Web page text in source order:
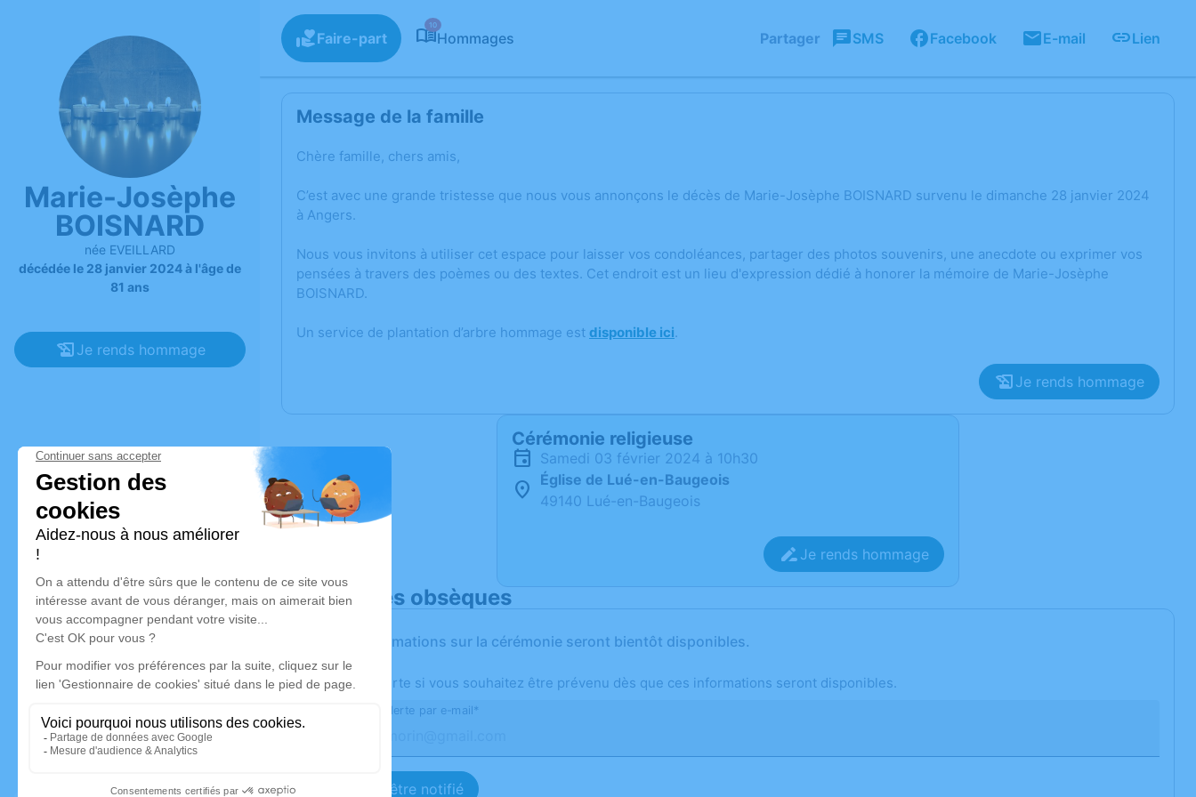
Marie-Josèphe
BOISNARD
née EVEILLARD
décédée le 28 janvier 2024 à l'âge de
81 ans
Je rends hommage
Faire-part
10
Hommages Partager SMS Facebook E-mail Lien
Message de la famille
Chère famille, chers amis,
C’est avec une grande tristesse que nous vous annonçons le décès de Marie-Josèphe BOISNARD survenu le dimanche 28 janvier 2024
à Angers.
Nous vous invitons à utiliser cet espace pour laisser vos condoléances, partager des photos souvenirs, une anecdote ou exprimer vos
pensées à travers des poèmes ou des textes. Cet endroit est un lieu d'expression dédié à honorer la mémoire de Marie-Josèphe
BOISNARD.
Un service de plantation d’arbre hommage est disponible ici.
Je rends hommage
Cérémonie religieuse
samedi 03 février 2024 à 10h30
Église de Lué-en-Baugeois
49140 Lué-en-Baugeois
Je rends hommage
Déroulé des obsèques
Les informations sur la cérémonie seront bientôt disponibles.
Activez une alerte si vous souhaitez être prévenu dès que ces informations seront disponibles.
Recevoir une alerte par e-mail*
Je veux être notifié